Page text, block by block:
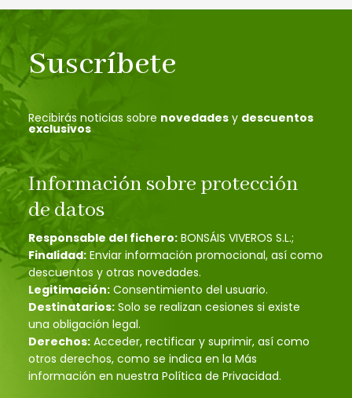
Suscríbete
Recibirás noticias sobre novedades y descuentos
exclusivos
Información sobre protección
de datos
Responsable del fichero: BONSÁIS VIVEROS S.L.;
Finalidad: Enviar información promocional, así como
descuentos y otras novedades.
Legitimación: Consentimiento del usuario.
Destinatarios: Solo se realizan cesiones si existe
una obligación legal.
Derechos: Acceder, rectificar y suprimir, así como
otros derechos, como se indica en la Más
información en nuestra Política de Privacidad.